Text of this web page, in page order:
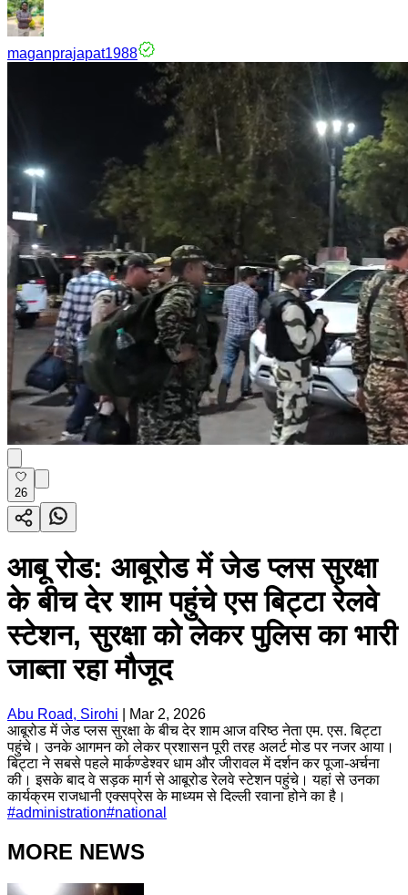
maganprajapat1988
26
आबू रोड: आबूरोड में जेड प्लस सुरक्षा
के बीच देर शाम पहुंचे एस बिट्टा रेलवे
स्टेशन, सुरक्षा को लेकर पुलिस का भारी
जाब्ता रहा मौजूद
Abu Road, Sirohi
Mar 2, 2026
आबूरोड में जेड प्लस सुरक्षा के बीच देर शाम आज वरिष्ठ नेता एम. एस. बिट्टा
पहुंचे। उनके आगमन को लेकर प्रशासन पूरी तरह अलर्ट मोड पर नजर आया।
बिट्टा ने सबसे पहले मार्कण्डेश्वर धाम और जीरावल में दर्शन कर पूजा-अर्चना
की। इसके बाद वे सड़क मार्ग से आबूरोड रेलवे स्टेशन पहुंचे। यहां से उनका
कार्यक्रम राजधानी एक्सप्रेस के माध्यम से दिल्ली रवाना होने का है।
#administration#national
MORE NEWS